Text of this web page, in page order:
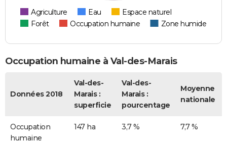
Agriculture Eau
Espace naturel
Forêt
Occupation humaine Zone humide
Occupation humaine à Val-des-Marais
Données 2018
Val-des-
Marais :
superficie
Val-des-
Marais :
pourcentage
Moyenne
nationale
Occupation
humaine
147 ha 3,7 % 7,7 %